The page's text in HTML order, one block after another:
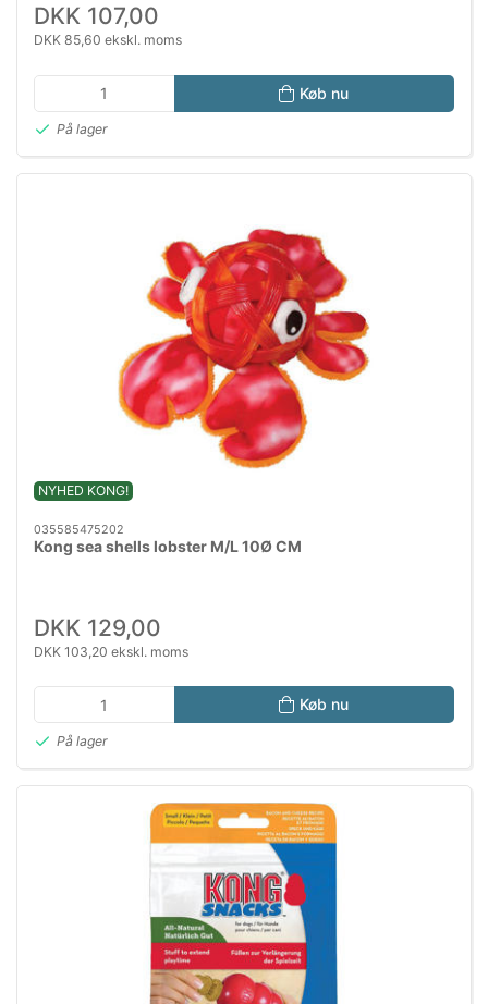
DKK 107,00
DKK 85,60 ekskl. moms
Køb nu
På lager
NYHED KONG!
035585475202
Kong sea shells lobster M/L 10Ø CM
DKK 129,00
DKK 103,20 ekskl. moms
Køb nu
På lager